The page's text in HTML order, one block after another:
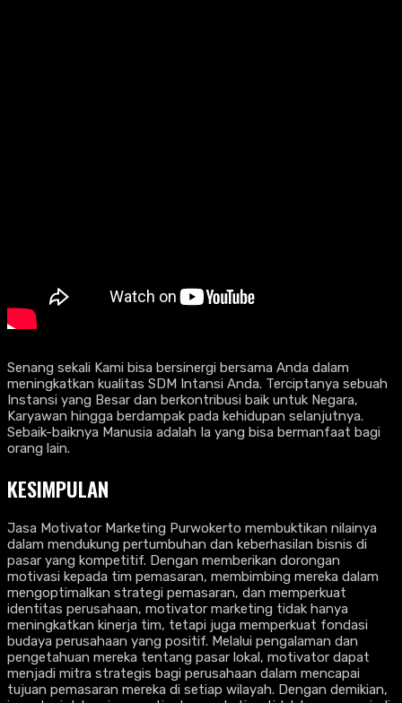
Senang sekali Kami bisa bersinergi bersama Anda dalam
meningkatkan kualitas SDM Intansi Anda. Terciptanya sebuah
Instansi yang Besar dan berkontribusi baik untuk Negara,
Karyawan hingga berdampak pada kehidupan selanjutnya.
Sebaik-baiknya Manusia adalah Ia yang bisa bermanfaat bagi
orang lain.
KESIMPULAN
Jasa Motivator Marketing Purwokerto membuktikan nilainya
dalam mendukung pertumbuhan dan keberhasilan bisnis di
pasar yang kompetitif. Dengan memberikan dorongan
motivasi kepada tim pemasaran, membimbing mereka dalam
mengoptimalkan strategi pemasaran, dan memperkuat
identitas perusahaan, motivator marketing tidak hanya
meningkatkan kinerja tim, tetapi juga memperkuat fondasi
budaya perusahaan yang positif. Melalui pengalaman dan
pengetahuan mereka tentang pasar lokal, motivator dapat
menjadi mitra strategis bagi perusahaan dalam mencapai
tujuan pemasaran mereka di setiap wilayah. Dengan demikian,